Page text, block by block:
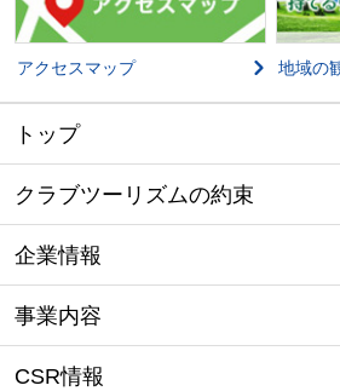
アクセスマップ 地域の
トップ
クラブツーリズムの約束
企業情報
事業内容
CSR情報